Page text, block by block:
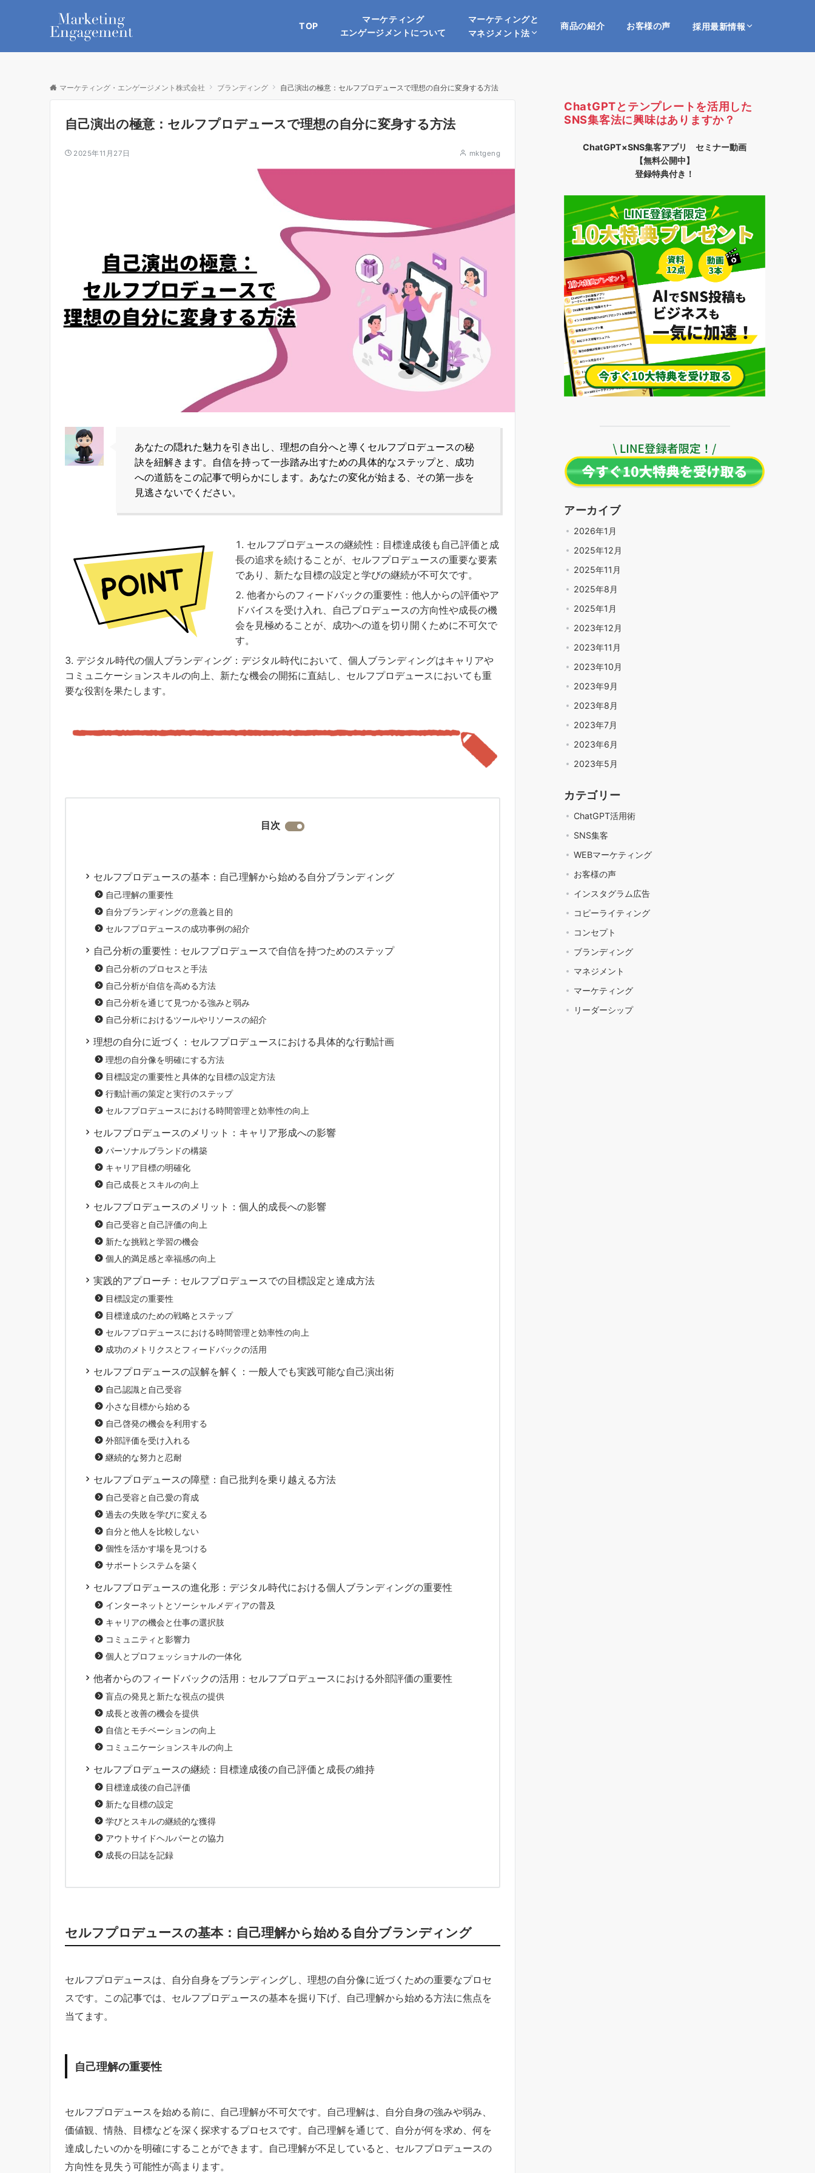
TOP
マーケティング
エンゲージメントについて
マーケティングと
マネジメント法
商品の紹介 お客様の声 採用最新情報
マーケティング・エンゲージメント株式会社 ブランディング 自己演出の極意：セルフプロデュースで理想の自分に変身する方法
自己演出の極意：セルフプロデュースで理想の自分に変身する方法
2025年11月27日 mktgeng
あなたの隠れた魅力を引き出し、理想の自分へと導くセルフプロデュースの秘
訣を紐解きます。自信を持って一歩踏み出すための具体的なステップと、成功
への道筋をこの記事で明らかにします。あなたの変化が始まる、その第一歩を
見逃さないでください。
セルフプロデュースの継続性：目標達成後も自己評価と成
長の追求を続けることが、セルフプロデュースの重要な要素
であり、新たな目標の設定と学びの継続が不可欠です。
他者からのフィードバックの重要性：他人からの評価やア
ドバイスを受け入れ、自己プロデュースの方向性や成長の機
会を見極めることが、成功への道を切り開くために不可欠で
す。
デジタル時代の個人ブランディング：デジタル時代において、個人ブランディングはキャリアや
コミュニケーションスキルの向上、新たな機会の開拓に直結し、セルフプロデュースにおいても重
要な役割を果たします。
目次
セルフプロデュースの基本：自己理解から始める自分ブランディング
自己理解の重要性
自分ブランディングの意義と目的
セルフプロデュースの成功事例の紹介
自己分析の重要性：セルフプロデュースで自信を持つためのステップ
自己分析のプロセスと手法
自己分析が自信を高める方法
自己分析を通じて見つかる強みと弱み
自己分析におけるツールやリソースの紹介
理想の自分に近づく：セルフプロデュースにおける具体的な行動計画
理想の自分像を明確にする方法
目標設定の重要性と具体的な目標の設定方法
行動計画の策定と実行のステップ
セルフプロデュースにおける時間管理と効率性の向上
セルフプロデュースのメリット：キャリア形成への影響
パーソナルブランドの構築
キャリア目標の明確化
自己成長とスキルの向上
セルフプロデュースのメリット：個人的成長への影響
自己受容と自己評価の向上
新たな挑戦と学習の機会
個人的満足感と幸福感の向上
実践的アプローチ：セルフプロデュースでの目標設定と達成方法
目標設定の重要性
目標達成のための戦略とステップ
セルフプロデュースにおける時間管理と効率性の向上
成功のメトリクスとフィードバックの活用
セルフプロデュースの誤解を解く：一般人でも実践可能な自己演出術
自己認識と自己受容
小さな目標から始める
自己啓発の機会を利用する
外部評価を受け入れる
継続的な努力と忍耐
セルフプロデュースの障壁：自己批判を乗り越える方法
自己受容と自己愛の育成
過去の失敗を学びに変える
自分と他人を比較しない
個性を活かす場を見つける
サポートシステムを築く
セルフプロデュースの進化形：デジタル時代における個人ブランディングの重要性
インターネットとソーシャルメディアの普及
キャリアの機会と仕事の選択肢
コミュニティと影響力
個人とプロフェッショナルの一体化
他者からのフィードバックの活用：セルフプロデュースにおける外部評価の重要性
盲点の発見と新たな視点の提供
成長と改善の機会を提供
自信とモチベーションの向上
コミュニケーションスキルの向上
セルフプロデュースの継続：目標達成後の自己評価と成長の維持
目標達成後の自己評価
新たな目標の設定
学びとスキルの継続的な獲得
アウトサイドヘルパーとの協力
成長の日誌を記録
セルフプロデュースの基本：自己理解から始める自分ブランディング
セルフプロデュースは、自分自身をブランディングし、理想の自分像に近づくための重要なプロセ
スです。この記事では、セルフプロデュースの基本を掘り下げ、自己理解から始める方法に焦点を
当てます。
自己理解の重要性
セルフプロデュースを始める前に、自己理解が不可欠です。自己理解は、自分自身の強みや弱み、
価値観、情熱、目標などを深く探求するプロセスです。自己理解を通じて、自分が何を求め、何を
達成したいのかを明確にすることができます。自己理解が不足していると、セルフプロデュースの
方向性を見失う可能性が高まります。
ChatGPTとテンプレートを活用した
SNS集客法に興味はありますか？
ChatGPT×SNS集客アプリ セミナー動画
【無料公開中】
登録特典付き！
アーカイブ
2026年1月
2025年12月
2025年11月
2025年8月
2025年1月
2023年12月
2023年11月
2023年10月
2023年9月
2023年8月
2023年7月
2023年6月
2023年5月
カテゴリー
ChatGPT活用術
SNS集客
WEBマーケティング
お客様の声
インスタグラム広告
コピーライティング
コンセプト
ブランディング
マネジメント
マーケティング
リーダーシップ